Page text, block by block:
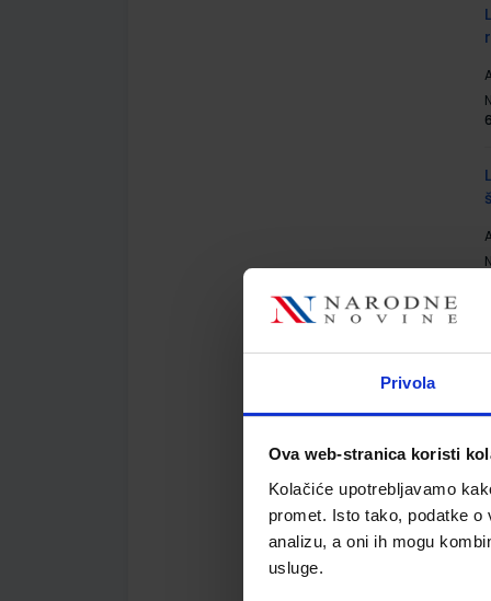
Privola
Ova web-stranica koristi
Kolačiće upotrebljavamo
promet. Isto tako, podatke
analizu, a oni ih mogu
usluge.